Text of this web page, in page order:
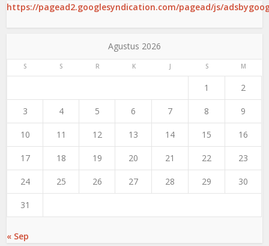
https://pagead2.googlesyndication.com/pagead/js/
Agustus 2026
S S R K J S M
1 2
3 4 5 6 7 8 9
10 11 12 13 14 15 16
17 18 19 20 21 22 23
24 25 26 27 28 29 30
31
« Sep